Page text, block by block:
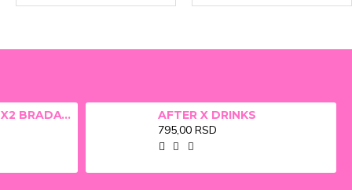
ALFA BETA FILM X2 BRADAVICE, KURJE OKO 15ml AFTER X DRINKS
795,00 RSD